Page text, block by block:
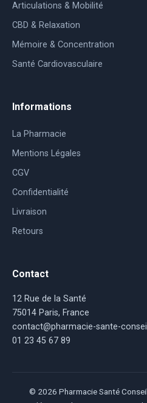
Articulations & Mobilité
CBD & Relaxation
Mémoire & Concentration
Santé Cardiovasculaire
Informations
La Pharmacie
Mentions Légales
CGV
Confidentialité
Livraison
Retours
Contact
12 Rue de la Santé
75014 Paris, France
contact@pharmacie-sante-
01 23 45 67 89
© 2026 Pharmacie Santé